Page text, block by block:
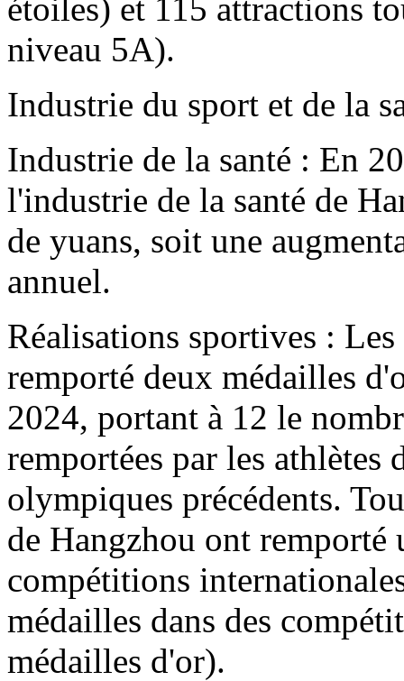
étoiles) et 115 attractions
niveau 5A).
Industrie du sport et de la
Industrie de la santé : En
l'industrie de la santé de
de yuans, soit une
annuel.
Réalisations sportives :
remporté deux médailles
2024, portant à 12 le
remportées par les athlètes
olympiques précédents.
de Hangzhou ont remporté
compétitions
médailles dans des
médailles d'or).